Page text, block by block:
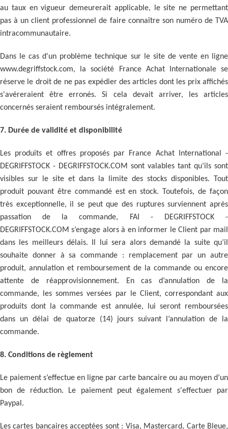
au taux en vigueur demeurerait applicable, le site ne permettant
pas à un client professionnel de faire connaître son numéro de TVA
intracommunautaire.
Dans le cas d'un problème technique sur le site de vente en ligne
www.degriffstock.com, la société France Achat Internationale se
réserve le droit de ne pas expédier des articles dont les prix affichés
s'avéreraient être erronés. Si cela devait arriver, les articles
concernés seraient remboursés intégralement.
7. Durée de validité et disponibilité
Les produits et offres proposés par France Achat International -
DEGRIFFSTOCK - DEGRIFFSTOCK.COM sont valables tant qu’ils sont
visibles sur le site et dans la limite des stocks disponibles. Tout
produit pouvant être commandé est en stock. Toutefois, de façon
très exceptionnelle, il se peut que des ruptures surviennent après
passation de la commande, FAI - DEGRIFFSTOCK -
DEGRIFFSTOCK.COM s’engage alors à en informer le Client par mail
dans les meilleurs délais. Il lui sera alors demandé la suite qu’il
souhaite donner à sa commande : remplacement par un autre
produit, annulation et remboursement de la commande ou encore
attente de réapprovisionnement. En cas d’annulation de la
commande, les sommes versées par le Client, correspondant aux
produits dont la commande est annulée, lui seront remboursées
dans un délai de quatorze (14) jours suivant l’annulation de la
commande.
8. Conditions de règlement
Le paiement s’effectue en ligne par carte bancaire ou au moyen d’un
bon de réduction. Le paiement peut également s'effectuer par
Paypal.
Les cartes bancaires acceptées sont : Visa, Mastercard, Carte Bleue,